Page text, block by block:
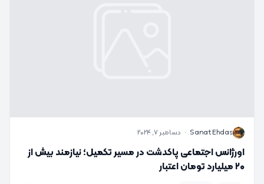
S
Sanat Ehdas
· دسامبر 7, 2024
اورژانس اجتماعی پاکدشت در مسیر تکمیل؛ نیازمند بیش از
۲۰ میلیارد تومان اعتبار